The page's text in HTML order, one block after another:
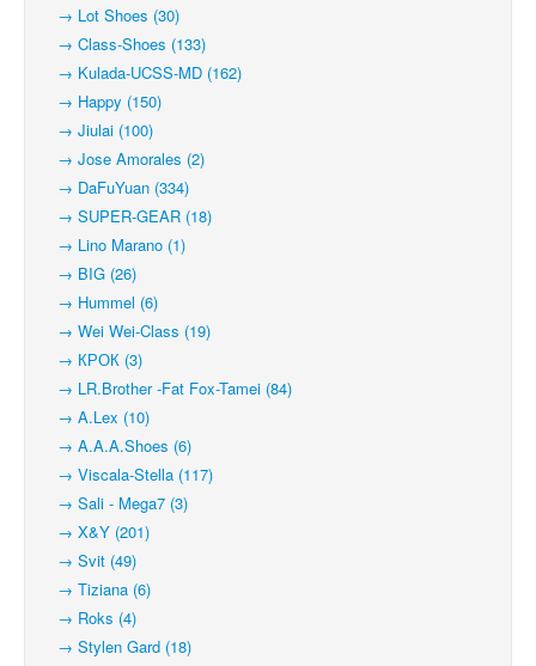
→ Lot Shoes (30)
→ Class-Shoes (133)
→ Kulada-UCSS-MD (162)
→ Happy (150)
→ Jiulai (100)
→ Jose Amorales (2)
→ DaFuYuan (334)
→ SUPER-GEAR (18)
→ Lino Marano (1)
→ BIG (26)
→ Hummel (6)
→ Wei Wei-Class (19)
→ КРОК (3)
→ LR.Brother -Fat Fox-Tamei (84)
→ A.Lex (10)
→ A.A.A.Shoes (6)
→ Viscala-Stella (117)
→ Sali - Mega7 (3)
→ X&Y (201)
→ Svit (49)
→ Tiziana (6)
→ Roks (4)
→ Stylen Gard (18)